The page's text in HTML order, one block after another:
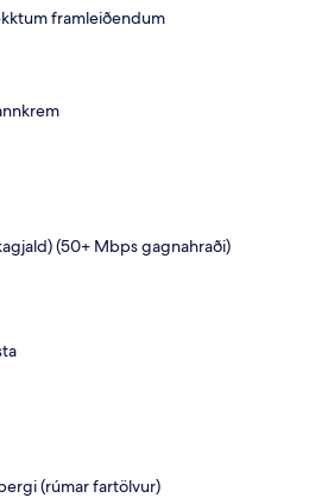
framleiðendum
(50+ Mbps gagnahraði)
(rúmar fartölvur)